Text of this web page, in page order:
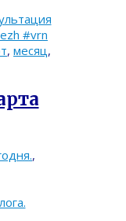
#vrn
, месяц ,
,